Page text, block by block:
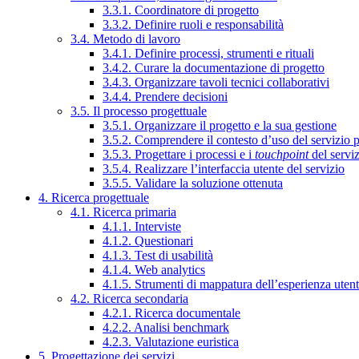
3.3.1. Coordinatore di progetto
3.3.2. Definire ruoli e responsabilità
3.4. Metodo di lavoro
3.4.1. Definire processi, strumenti e rituali
3.4.2. Curare la documentazione di progetto
3.4.3. Organizzare tavoli tecnici collaborativi
3.4.4. Prendere decisioni
3.5. Il processo progettuale
3.5.1. Organizzare il progetto e la sua gestione
3.5.2. Comprendere il contesto d’uso del servizio
3.5.3. Progettare i processi e i touchpointdel
3.5.4. Realizzare l’interfaccia utente del servizio
3.5.5. Validare la soluzione ottenuta
4. Ricerca progettuale
4.1. Ricerca primaria
4.1.1. Interviste
4.1.2. Questionari
4.1.3. Test di usabilità
4.1.4. Web analytics
4.1.5. Strumenti di mappatura dell’esperienza
4.2. Ricerca secondaria
4.2.1. Ricerca documentale
4.2.2. Analisi benchmark
4.2.3. Valutazione euristica
5. Progettazione dei servizi